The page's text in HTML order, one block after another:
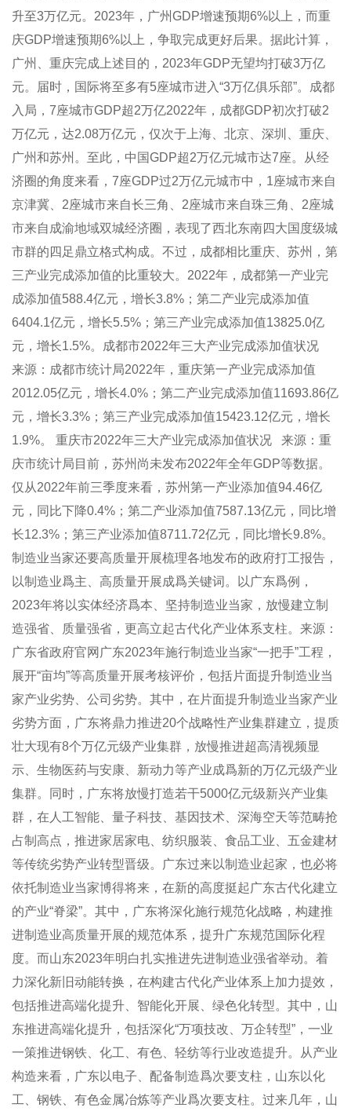
升至3万亿元。2023年，广州GDP增速预期6%以上，而重
庆GDP增速预期6%以上，争取完成更好后果。据此计算，
广州、重庆完成上述目的，2023年GDP无望均打破3万亿
元。届时，国际将至多有5座城市进入“3万亿俱乐部”。成都
入局，7座城市GDP超2万亿2022年，成都GDP初次打破2
万亿元，达2.08万亿元，仅次于上海、北京、深圳、重庆、
广州和苏州。至此，中国GDP超2万亿元城市达7座。从经
济圈的角度来看，7座GDP过2万亿元城市中，1座城市来自
京津冀、2座城市来自长三角、2座城市来自珠三角、2座城
市来自成渝地域双城经济圈，表现了西北东南四大国度级城
市群的四足鼎立格式构成。不过，成都相比重庆、苏州，第
三产业完成添加值的比重较大。2022年，成都第一产业完
成添加值588.4亿元，增长3.8%；第二产业完成添加值
6404.1亿元，增长5.5%；第三产业完成添加值13825.0亿
元，增长1.5%。成都市2022年三大产业完成添加值状况
来源：成都市统计局2022年，重庆第一产业完成添加值
2012.05亿元，增长4.0%；第二产业完成添加值11693.86亿
元，增长3.3%；第三产业完成添加值15423.12亿元，增长
1.9%。 重庆市2022年三大产业完成添加值状况 来源：重
庆市统计局目前，苏州尚未发布2022年全年GDP等数据。
仅从2022年前三季度来看，苏州第一产业添加值94.46亿
元，同比下降0.4%；第二产业添加值7587.13亿元，同比增
长12.3%；第三产业添加值8711.72亿元，同比增长9.8%。
制造业当家还要高质量开展梳理各地发布的政府打工报告，
以制造业爲主、高质量开展成爲关键词。以广东爲例，
2023年将以实体经济爲本、坚持制造业当家，放慢建立制
造强省、质量强省，更高立起古代化产业体系支柱。来源：
广东省政府官网广东2023年施行制造业当家“一把手”工程，
展开“亩均”等高质量开展考核评价，包括片面提升制造业当
家产业劣势、公司劣势。其中，在片面提升制造业当家产业
劣势方面，广东将鼎力推进20个战略性产业集群建立，提质
壮大现有8个万亿元级产业集群，放慢推进超高清视频显
示、生物医药与安康、新动力等产业成爲新的万亿元级产业
集群。同时，广东将放慢打造若干5000亿元级新兴产业集
群，在人工智能、量子科技、基因技术、深海空天等范畴抢
占制高点，推进家居家电、纺织服装、食品工业、五金建材
等传统劣势产业转型晋级。广东过来以制造业起家，也必将
依托制造业当家博得将来，在新的高度挺起广东古代化建立
的产业“脊梁”。其中，广东将深化施行规范化战略，构建推
进制造业高质量开展的规范体系，提升广东规范国际化程
度。而山东2023年明白扎实推进先进制造业强省举动。着
力深化新旧动能转换，在构建古代化产业体系上加力提效，
包括推进高端化提升、智能化开展、绿色化转型。其中，山
东推进高端化提升，包括深化“万项技改、万企转型”，一业
一策推进钢铁、化工、有色、轻纺等行业改造提升。从产业
构造来看，广东以电子、配备制造爲次要支柱，山东以化
工、钢铁、有色金属冶炼等产业爲次要支柱。过来几年，山